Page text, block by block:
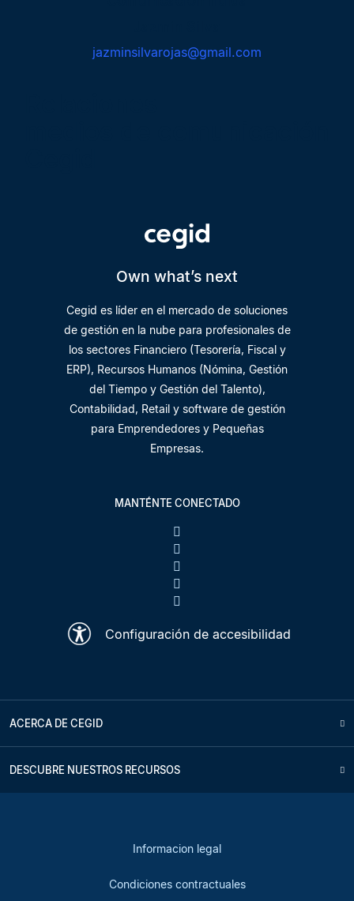
jazminsilvarojas@gmail.com
Own what’s next
Cegid es líder en el mercado de soluciones
de gestión en la nube para profesionales de
los sectores Financiero (Tesorería, Fiscal y
ERP), Recursos Humanos (Nómina, Gestión
del Tiempo y Gestión del Talento),
Contabilidad, Retail y software de gestión
para Emprendedores y Pequeñas
Empresas.
MANTÉNTE CONECTADO
Configuración de accesibilidad
ACERCA DE CEGID
DESCUBRE NUESTROS RECURSOS
Informacion legal
Condiciones contractuales